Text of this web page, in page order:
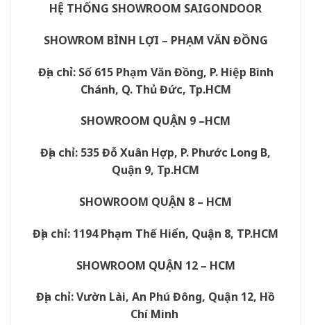
HỆ THỐNG SHOWROOM SAIGONDOOR
SHOWROM BÌNH LỢI – PHẠM VĂN ĐỒNG
Địa chỉ: Số 615 Phạm Văn Đồng, P. Hiệp Bình
Chánh, Q. Thủ Đức, Tp.HCM
SHOWROOM QUẬN 9 –HCM
Địa chỉ: 535 Đỗ Xuân Hợp, P. Phước Long B,
Quận 9, Tp.HCM
SHOWROOM QUẬN 8 – HCM
Địa chỉ: 1194 Phạm Thế Hiển, Quận 8, TP.HCM
SHOWROOM QUẬN 12 – HCM
Địa chỉ: Vườn Lài, An Phú Đông, Quận 12, Hồ
Chí Minh